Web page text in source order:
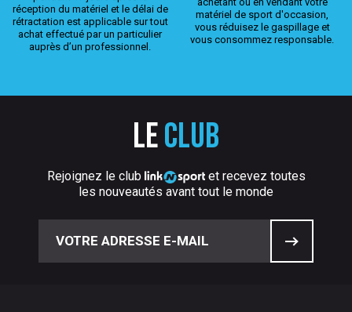
réception du matériel et le délai de
rétractation est applicable sur tout
achat effectué par un particulier
auprès d’un professionnel.
matériel de sport d'occasion,
vous réduisez le gaspillage et
vous consommez responsable.
Le club
Rejoignez le club
et recevez toutes
les nouveautés avant tout le monde